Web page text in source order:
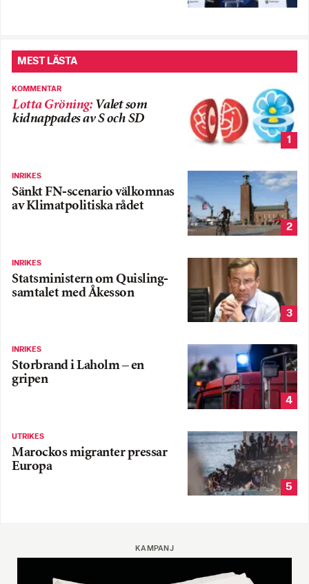
MEST LÄSTA
KOMMENTAR
Lotta Gröning: Valet som
kidnappades av S och SD
1
INRIKES
Sänkt FN-scenario välkomnas
av Klimatpolitiska rådet
2
INRIKES
Statsministern om Quisling-
samtalet med Åkesson
3
INRIKES
Storbrand i Laholm – en
gripen
4
UTRIKES
Marockos migranter pressar
Europa
5
KAMPANJ